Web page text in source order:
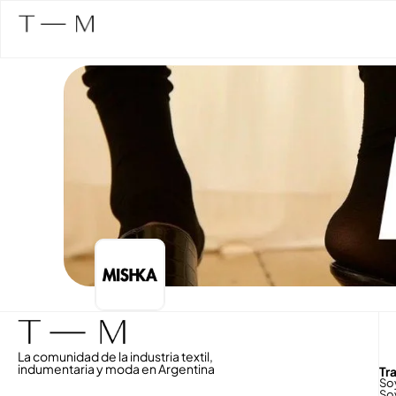
La comunidad de la industria textil,
indumentaria y moda en Argentina